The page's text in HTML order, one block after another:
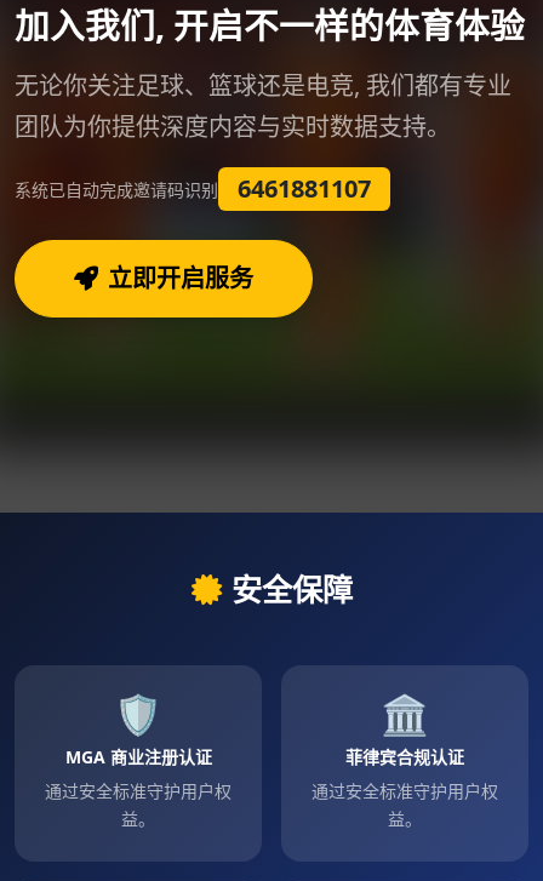
加入我们, 开启不一样的体育体验
无论你关注足球、篮球还是电竞, 我们都有专业
团队为你提供深度内容与实时数据支持。
系统已自动完成邀请码识别 6461881107
立即开启服务
安全保障
🛡
MGA 商业注册认证
通过安全标准守护用户权
益。
🏛
菲律宾合规认证
通过安全标准守护用户权
益。